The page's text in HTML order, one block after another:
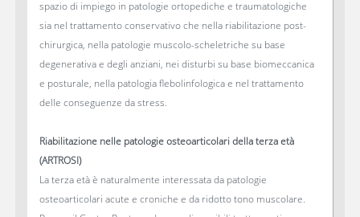
spazio di impiego in patologie ortopediche e traumatologiche
sia nel trattamento conservativo che nella riabilitazione post-
chirurgica, nella patologie muscolo-scheletriche su base
degenerativa e degli anziani, nei disturbi su base biomeccanica
e posturale, nella patologia flebolinfologica e nel trattamento
delle conseguenze da stress.
Riabilitazione nelle patologie osteoarticolari della terza età
(ARTROSI)
La terza età è naturalmente interessata da patologie
osteoarticolari acute e croniche e da ridotto tono muscolare.